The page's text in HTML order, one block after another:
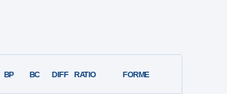
BP BC DIFF RATIO FORME